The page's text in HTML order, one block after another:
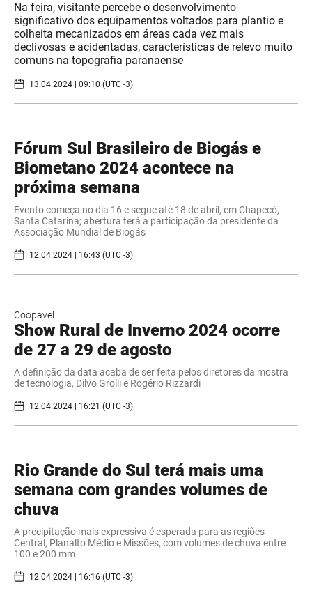
Na feira, visitante percebe o desenvolvimento
significativo dos equipamentos voltados para plantio e
colheita mecanizados em áreas cada vez mais
declivosas e acidentadas, características de relevo muito
comuns na topografia paranaense
13.04.2024 | 09:10 (UTC -3)
Fórum Sul Brasileiro de Biogás e
Biometano 2024 acontece na
próxima semana
Evento começa no dia 16 e segue até 18 de abril, em Chapecó,
Santa Catarina; abertura terá a participação da presidente da
Associação Mundial de Biogás
12.04.2024 | 16:43 (UTC -3)
Coopavel
Show Rural de Inverno 2024 ocorre
de 27 a 29 de agosto
A definição da data acaba de ser feita pelos diretores da mostra
de tecnologia, Dilvo Grolli e Rogério Rizzardi
12.04.2024 | 16:21 (UTC -3)
Rio Grande do Sul terá mais uma
semana com grandes volumes de
chuva
A precipitação mais expressiva é esperada para as regiões
Central, Planalto Médio e Missões, com volumes de chuva entre
100 e 200 mm
12.04.2024 | 16:16 (UTC -3)